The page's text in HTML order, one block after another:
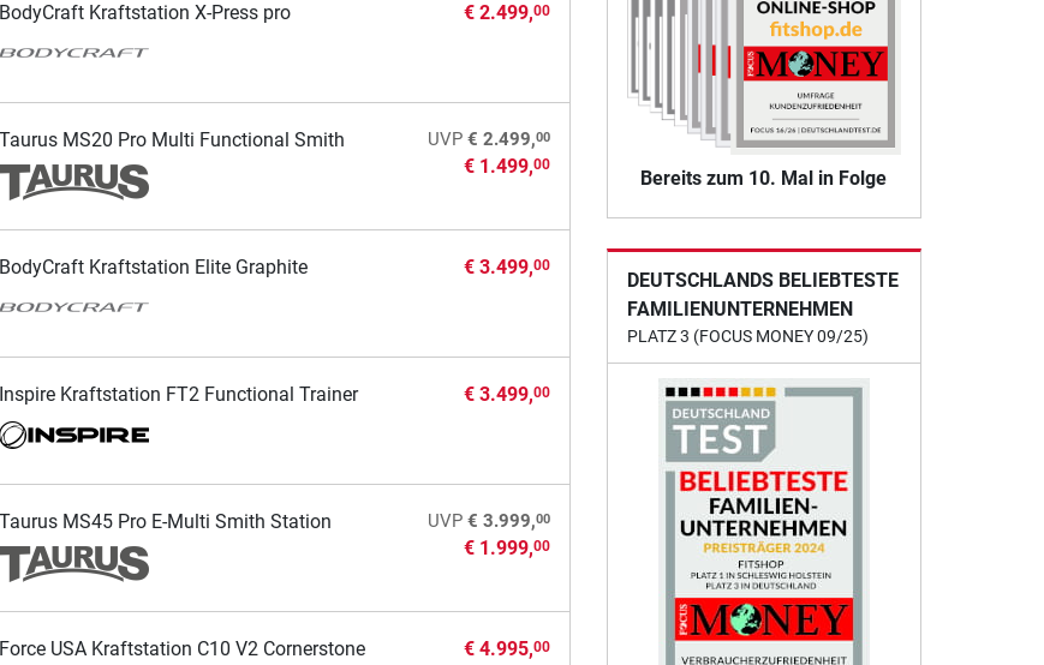
BodyCraft Kraftstation X-Press pro € 2.499,00
Taurus MS20 Pro Multi Functional Smith UVP € 2.499,00
€ 1.499,00
BodyCraft Kraftstation Elite Graphite € 3.499,00
Inspire Kraftstation FT2 Functional Trainer € 3.499,00
Taurus MS45 Pro E-Multi Smith Station UVP € 3.999,00
€ 1.999,00
Force USA Kraftstation C10 V2 Cornerstone € 4.995,00
Bereits zum 10. Mal in Folge
DEUTSCHLANDS BELIEBTESTE
FAMILIENUNTERNEHMEN
PLATZ 3 (FOCUS MONEY 09/25)